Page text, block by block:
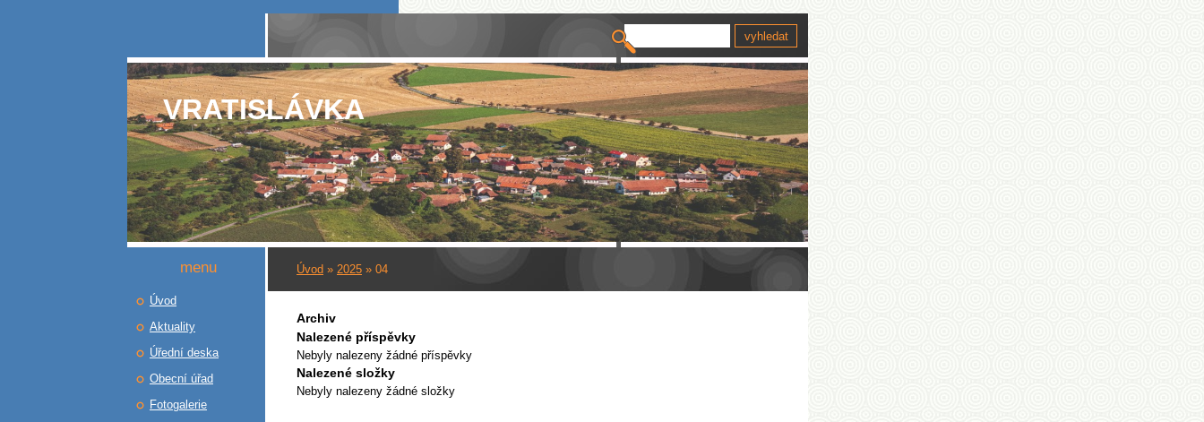
VRATISLÁVKA
Úvod » 2025 » 04
Archiv
Nalezené příspěvky
Nebyly nalezeny žádné příspěvky
Nalezené složky
Nebyly nalezeny žádné složky
menu
Úvod
Aktuality
Úřední deska
Obecní úřad
Fotogalerie